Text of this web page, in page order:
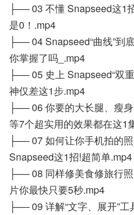
├── 03 不懂 Snapseed这1
是0！.mp4
├── 04 Snapseed“曲线”到
你掌握了吗_.mp4
├── 05 史上 Snapseed“双
神仅差这1步.mp4
├── 06 你要的大长腿、瘦
等7个超实用的效果都在这1
├── 07 如何让你手机拍的
Snapseed这1招!超简单.mp4
├── 08 同样修美食修旅行
片你最快只要5秒.mp4
├── 09 详解“文字、展开”